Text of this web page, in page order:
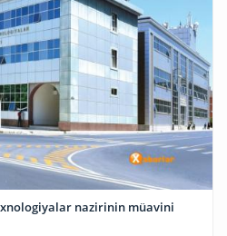
nazirinin müavini